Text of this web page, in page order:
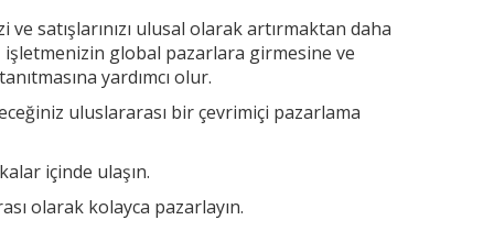
satışlarınızı ulusal olarak artırmaktan daha
işletmenizin global pazarlara girmesine ve
yardımcı olur.
uluslararası bir çevrimiçi pazarlama
içinde ulaşın.
olarak kolayca pazarlayın.